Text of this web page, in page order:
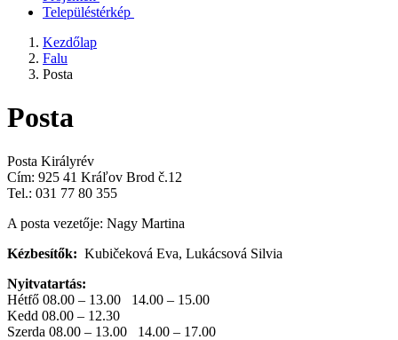
Településtérkép
Kezdőlap
Falu
Posta
Posta
Posta Királyrév
Cím: 925 41 Kráľov Brod č.12
Tel.: 031 77 80 355
A posta vezetője: Nagy Martina
Kézbesítők: Kubičeková Eva, Lukácsová Silvia
Nyitvatartás:
Hétfő 08.00 – 13.00 14.00 – 15.00
Kedd 08.00 – 12.30
Szerda 08.00 – 13.00 14.00 – 17.00